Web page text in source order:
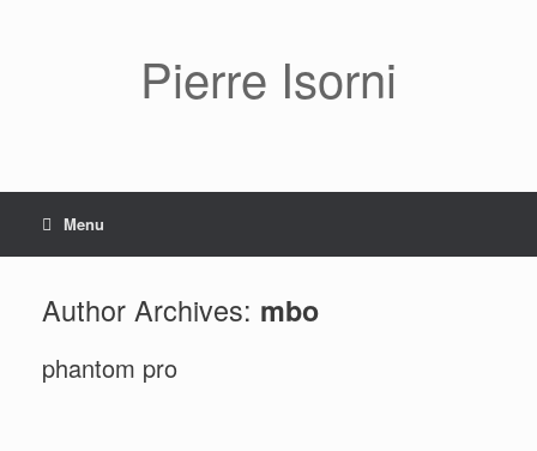
Pierre Isorni
Menu
Author Archives: mbo
phantom pro